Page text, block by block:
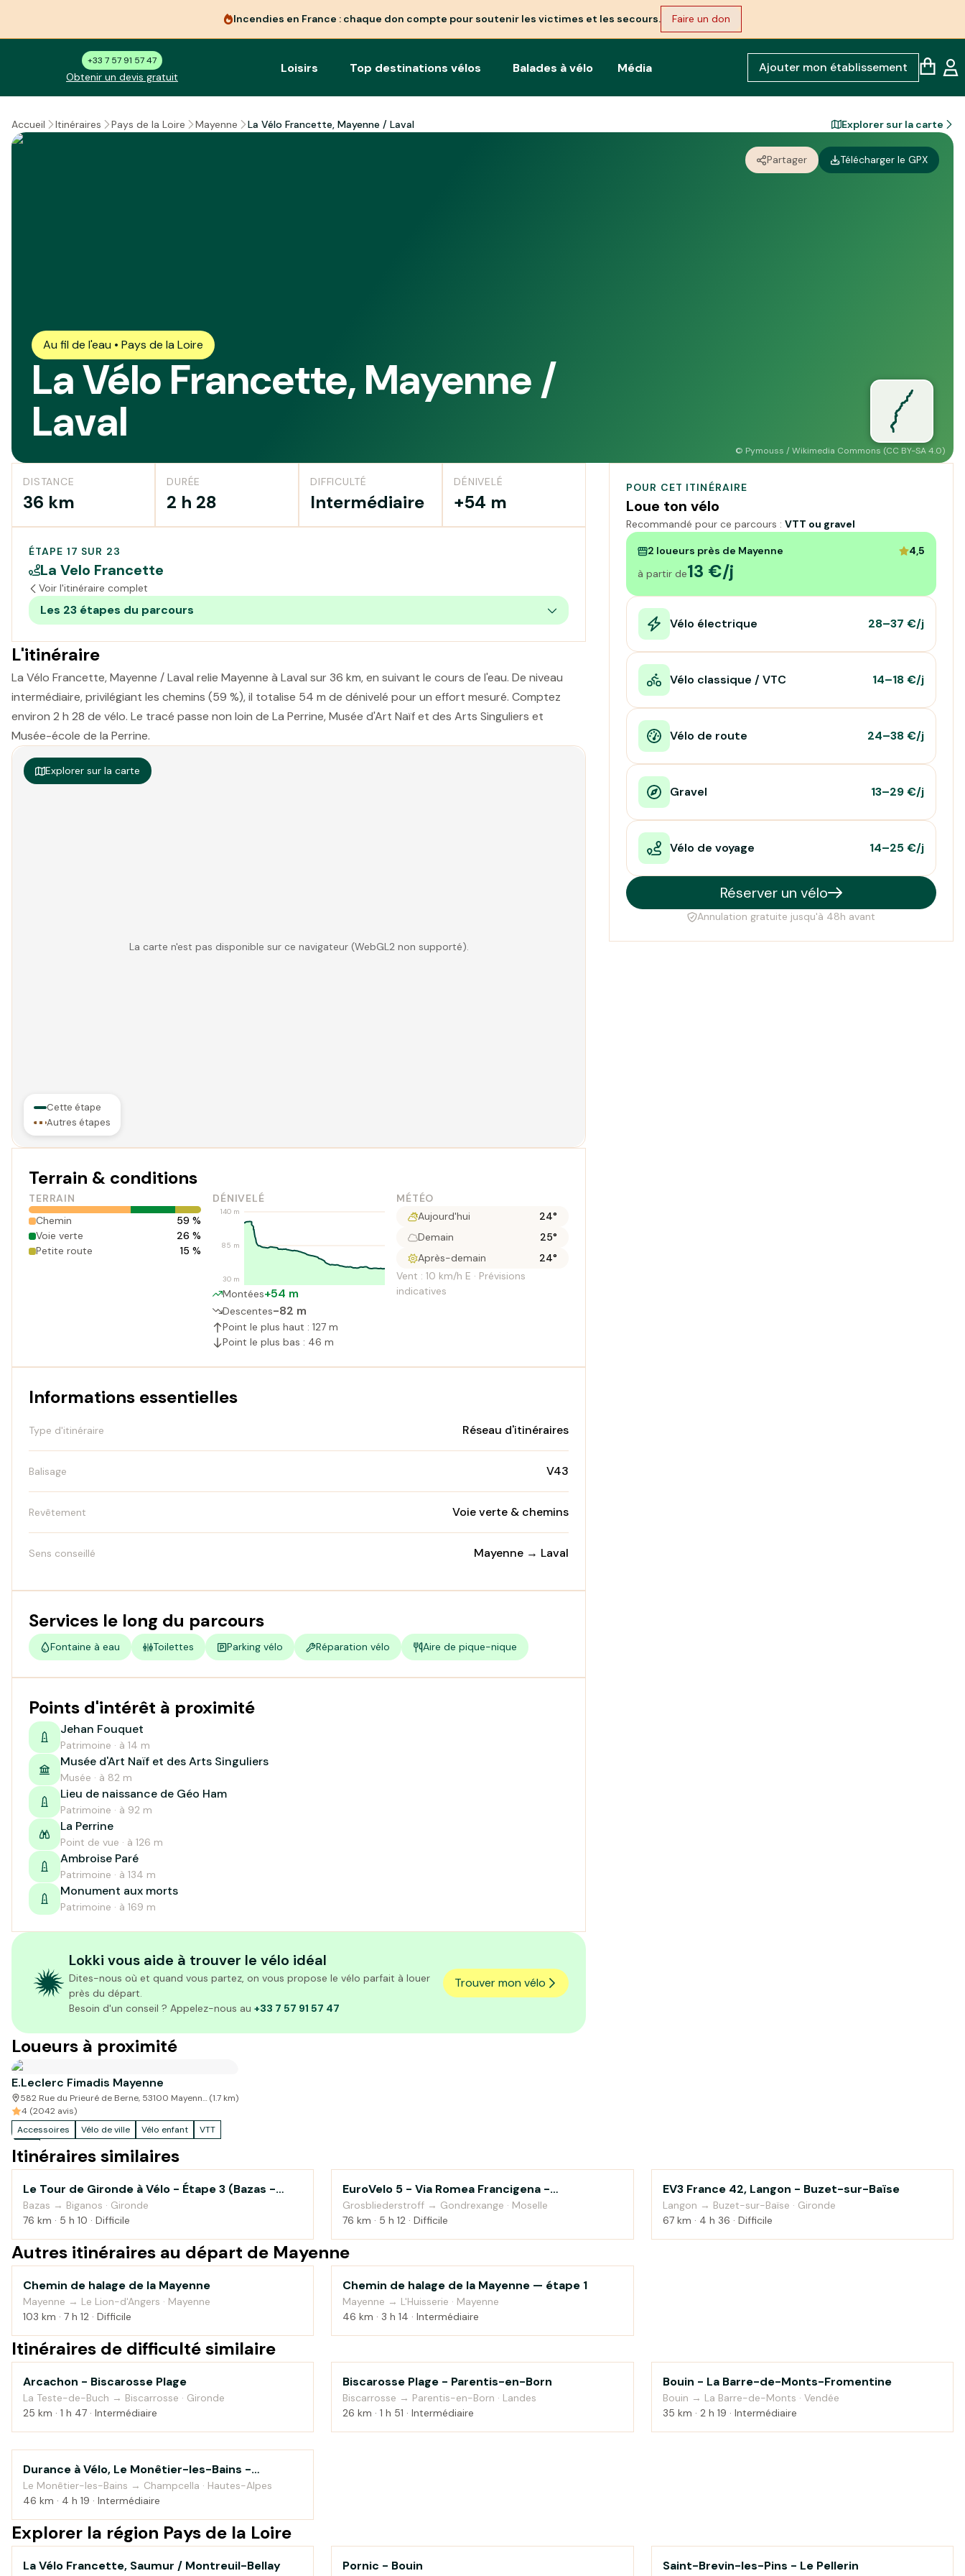
Incendies en France : chaque don compte pour soutenir les victimes et les secours. Faire un don
+33 7 57 91 57 47
Obtenir un devis gratuit
Loisirs Top destinations vélos Balades à vélo Média Ajouter mon établissement
Accueil Itinéraires Pays de la Loire Mayenne La Vélo Francette, Mayenne / Laval Explorer sur la carte
Partager Télécharger le GPX
Au fil de l'eau • Pays de la Loire
La Vélo Francette, Mayenne /
Laval
© Pymouss / Wikimedia Commons (CC BY-SA 4.0)
DISTANCE
36 km
DURÉE
2 h 28
DIFFICULTÉ
Intermédiaire
DÉNIVELÉ
+54 m
ÉTAPE 17 SUR 23
La Velo Francette
Voir l'itinéraire complet
Les 23 étapes du parcours
L'itinéraire
La Vélo Francette, Mayenne / Laval relie Mayenne à Laval sur 36 km, en suivant le cours de l'eau. De niveau
intermédiaire, privilégiant les chemins (59 %), il totalise 54 m de dénivelé pour un effort mesuré. Comptez
environ 2 h 28 de vélo. Le tracé passe non loin de La Perrine, Musée d'Art Naïf et des Arts Singuliers et
Musée-école de la Perrine.
La carte n'est pas disponible sur ce navigateur (WebGL2 non supporté).
Explorer sur la carte
Cette étape
Autres étapes
Terrain & conditions
TERRAIN
Chemin
59 %
Voie verte
26 %
Petite route
15 %
DÉNIVELÉ
30 m
85 m
140 m
Montées+54 m
Descentes-82 m
Point le plus haut : 127 m
Point le plus bas : 46 m
MÉTÉO
Aujourd'hui
24°
Demain
25°
Après-demain
24°
Vent : 10 km/h E · Prévisions
indicatives
Informations essentielles
Type d'itinéraire Réseau d'itinéraires
Balisage V43
Revêtement Voie verte & chemins
Sens conseillé Mayenne → Laval
Services le long du parcours
Fontaine à eau Toilettes Parking vélo Réparation vélo Aire de pique-nique
Points d'intérêt à proximité
Jehan Fouquet
Patrimoine · à 14 m
Musée d'Art Naïf et des Arts Singuliers
Musée · à 82 m
Lieu de naissance de Géo Ham
Patrimoine · à 92 m
La Perrine
Point de vue · à 126 m
Ambroise Paré
Patrimoine · à 134 m
Monument aux morts
Patrimoine · à 169 m
Lokki vous aide à trouver le vélo idéal
Dites-nous où et quand vous partez, on vous propose le vélo parfait à louer
près du départ.
Besoin d'un conseil ? Appelez-nous au +33 7 57 91 57 47
Trouver mon vélo
POUR CET ITINÉRAIRE
Loue ton vélo
Recommandé pour ce parcours : VTT ou gravel
2 loueurs près de Mayenne
4,5
à partir de13 €/j
Vélo électrique 28–37 €/j
Vélo classique / VTC 14–18 €/j
Vélo de route 24–38 €/j
Gravel 13–29 €/j
Vélo de voyage 14–25 €/j
Réserver un vélo
Annulation gratuite jusqu'à 48h avant
Loueurs à proximité
E.Leclerc Fimadis Mayenne
582 Rue du Prieuré de Berne, 53100 Mayenne,
France
(1.7 km)
4 (2042 avis)
Accessoires
Vélo de ville Vélo enfant
VTT
VTC
Itinéraires similaires
Au fil de l'eau
Le Tour de Gironde à Vélo - Étape 3 (Bazas -
Biganos)
Bazas → Biganos · Gironde
76 km · 5 h 10 · Difficile
Au fil de l'eau
EuroVelo 5 - Via Romea Francigena -
Grosbliederstroff to Gondrexange
Grosbliederstroff → Gondrexange · Moselle
76 km · 5 h 12 · Difficile
Bord de mer
EV3 France 42, Langon - Buzet-sur-Baïse
Langon → Buzet-sur-Baïse · Gironde
67 km · 4 h 36 · Difficile
Autres itinéraires au départ de Mayenne
Au fil de l'eau
Chemin de halage de la Mayenne
Mayenne → Le Lion-d'Angers · Mayenne
103 km · 7 h 12 · Difficile
Au fil de l'eau
Chemin de halage de la Mayenne — étape 1
Mayenne → L'Huisserie · Mayenne
46 km · 3 h 14 · Intermédiaire
Itinéraires de difficulté similaire
Bord de mer
Arcachon - Biscarosse Plage
La Teste-de-Buch → Biscarrosse · Gironde
25 km · 1 h 47 · Intermédiaire
Bord de mer
Biscarosse Plage - Parentis-en-Born
Biscarrosse → Parentis-en-Born · Landes
26 km · 1 h 51 · Intermédiaire
Bord de mer
Bouin - La Barre-de-Monts-Fromentine
Bouin → La Barre-de-Monts · Vendée
35 km · 2 h 19 · Intermédiaire
Montagne
Durance à Vélo, Le Monêtier-les-Bains -
Sisteron — étape 1
Le Monêtier-les-Bains → Champcella · Hautes-Alpes
46 km · 4 h 19 · Intermédiaire
Explorer la région Pays de la Loire
Campagne
La Vélo Francette, Saumur / Montreuil-Bellay Bord de mer
Pornic - Bouin Bord de mer
Saint-Brevin-les-Pins - Le Pellerin